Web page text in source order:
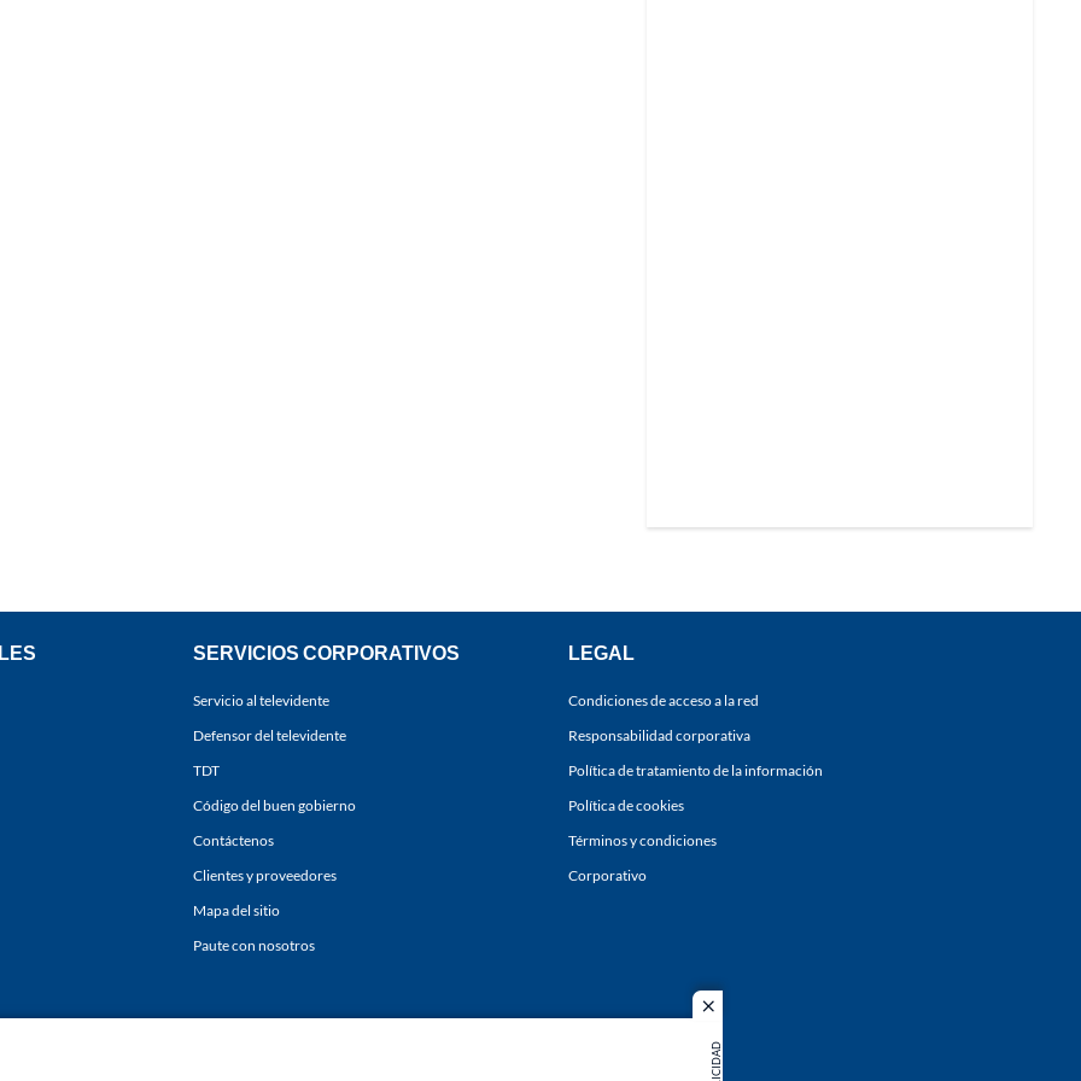
close
SERVICIOS CORPORATIVOS
Servicio al televidente
Defensor del televidente
TDT
Código del buen gobierno
Contáctenos
Clientes y proveedores
Mapa del sitio
Paute con nosotros
LEGAL
Condiciones de acceso a la red
Responsabilidad corporativa
Política de tratamiento de la información
Política de cookies
Términos y condiciones
Corporativo